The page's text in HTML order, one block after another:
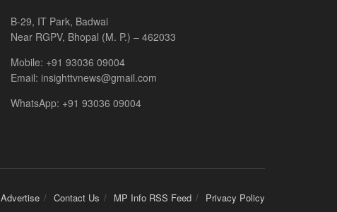
B-29, IT Park, Badwai
Near RGPV, Bhopal (M. P.) – 462033
Mobile: +91 93036 09004
Email: insighttvnews@gmail.com
WhatsApp: +91 93036 09004
Advertise Contact Us MP Info RSS Feed Privacy Policy